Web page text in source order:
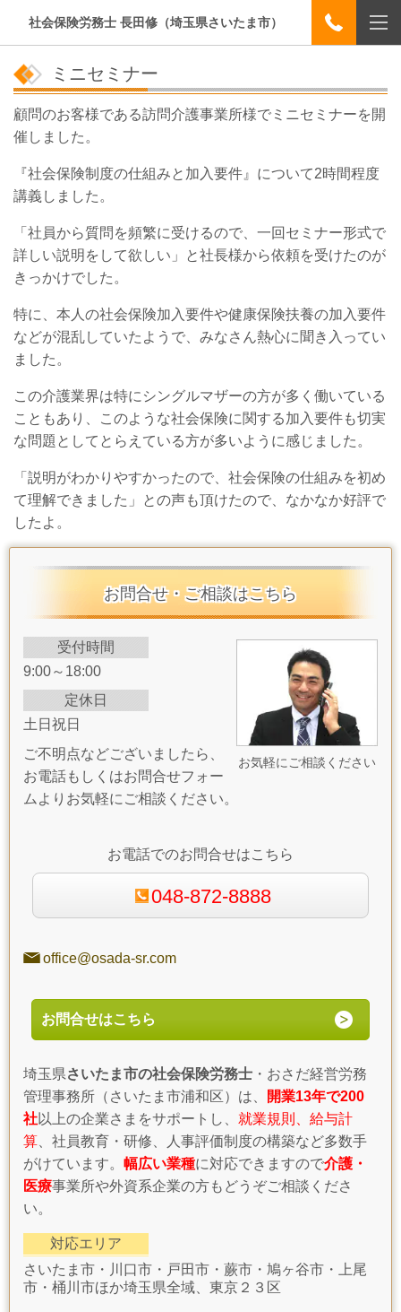
社会保険労務士 長田修（埼玉県さいたま市）
ミニセミナー
顧問のお客様である訪問介護事業所様でミニセミナーを開
催しました。
『社会保険制度の仕組みと加入要件』について2時間程度
講義しました。
「社員から質問を頻繁に受けるので、一回セミナー形式で
詳しい説明をして欲しい」と社長様から依頼を受けたのが
きっかけでした。
特に、本人の社会保険加入要件や健康保険扶養の加入要件
などが混乱していたようで、みなさん熱心に聞き入ってい
ました。
この介護業界は特にシングルマザーの方が多く働いている
こともあり、このような社会保険に関する加入要件も切実
な問題としてとらえている方が多いように感じました。
「説明がわかりやすかったので、社会保険の仕組みを初め
て理解できました」との声も頂けたので、なかなか好評で
したよ。
お問合せ・ご相談はこちら
お気軽にご相談ください
受付時間
9:00～18:00
定休日
土日祝日
ご不明点などございましたら、
お電話もしくはお問合せフォー
ムよりお気軽にご相談ください。
お電話でのお問合せはこちら
048-872-8888
office@osada-sr.com
お問合せはこちら
埼玉県さいたま市の社会保険労務士 ・おさだ経営労務
管理事務所（さいたま市浦和区）は、
開業13年で200
社以上の企業さまをサポートし、 就業規則、給与計
算 、社員教育・研修、人事評価制度の構築など多数手
がけています。 幅広い業種に対応できますので介護・
医療事業所や外資系企業の方もどうぞご相談くださ
い。
対応エリア
さいたま市・川口市・戸田市・蕨市・鳩ヶ谷市・上尾
市・桶川市ほか埼玉県全域、東京２３区